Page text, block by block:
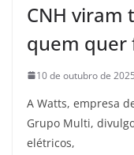
CNH viram
quem quer
10 de outubro de 2025
A Watts, empresa
Grupo Multi,
elétricos,